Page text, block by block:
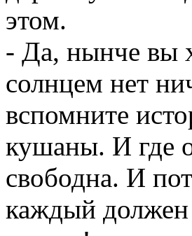
этом.
- Да, нынче вы
солнцем нет
вспомните
кушаны. И где
свободна. И
каждый должен